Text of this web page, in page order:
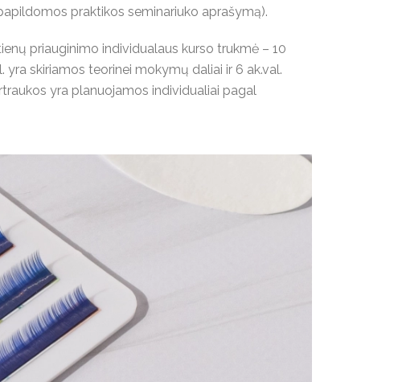
praktikos seminariuko aprašymą).
priauginimo individualaus kurso trukmė – 10
yra skiriamos teorinei mokymų daliai ir 6 ak.val.
yra planuojamos individualiai pagal